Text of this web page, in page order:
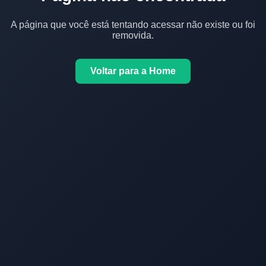
A página que você está tentando acessar não existe ou foi
removida.
Voltar para a Home